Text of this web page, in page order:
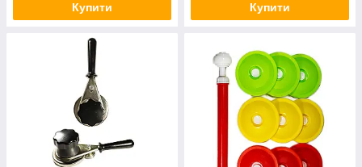
Купити Купити